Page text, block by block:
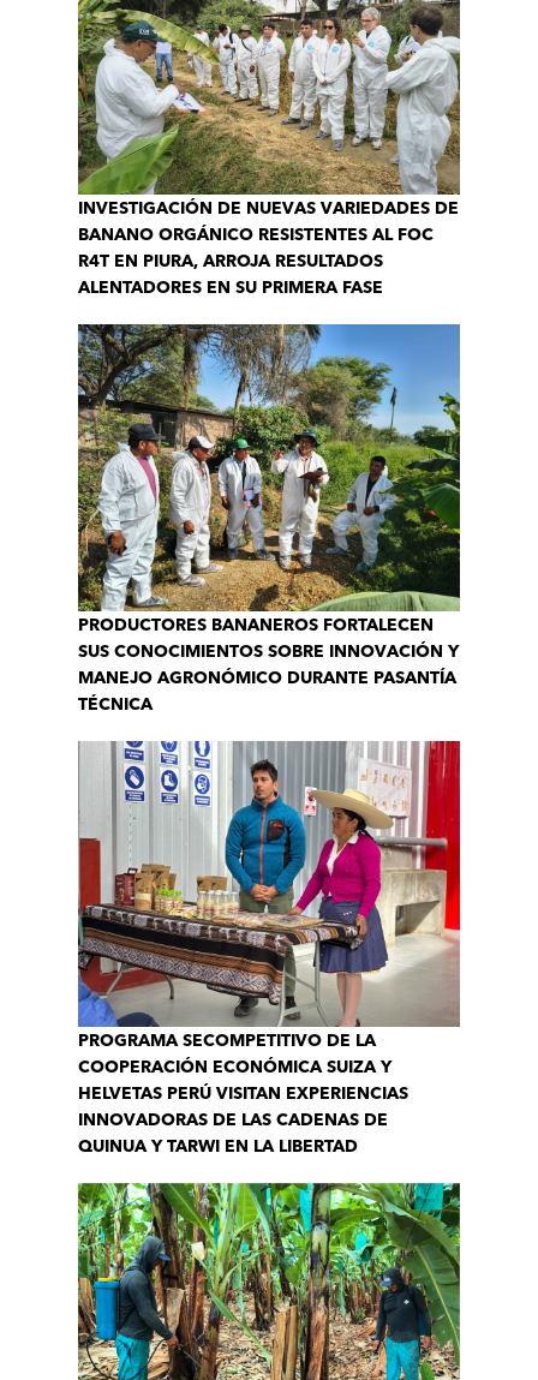
INVESTIGACIÓN DE NUEVAS VARIEDADES DE
BANANO ORGÁNICO RESISTENTES AL FOC
R4T EN PIURA, ARROJA RESULTADOS
ALENTADORES EN SU PRIMERA FASE
PRODUCTORES BANANEROS FORTALECEN
SUS CONOCIMIENTOS SOBRE INNOVACIÓN Y
MANEJO AGRONÓMICO DURANTE PASANTÍA
TÉCNICA
PROGRAMA SECOMPETITIVO DE LA
COOPERACIÓN ECONÓMICA SUIZA Y
HELVETAS PERÚ VISITAN EXPERIENCIAS
INNOVADORAS DE LAS CADENAS DE
QUINUA Y TARWI EN LA LIBERTAD